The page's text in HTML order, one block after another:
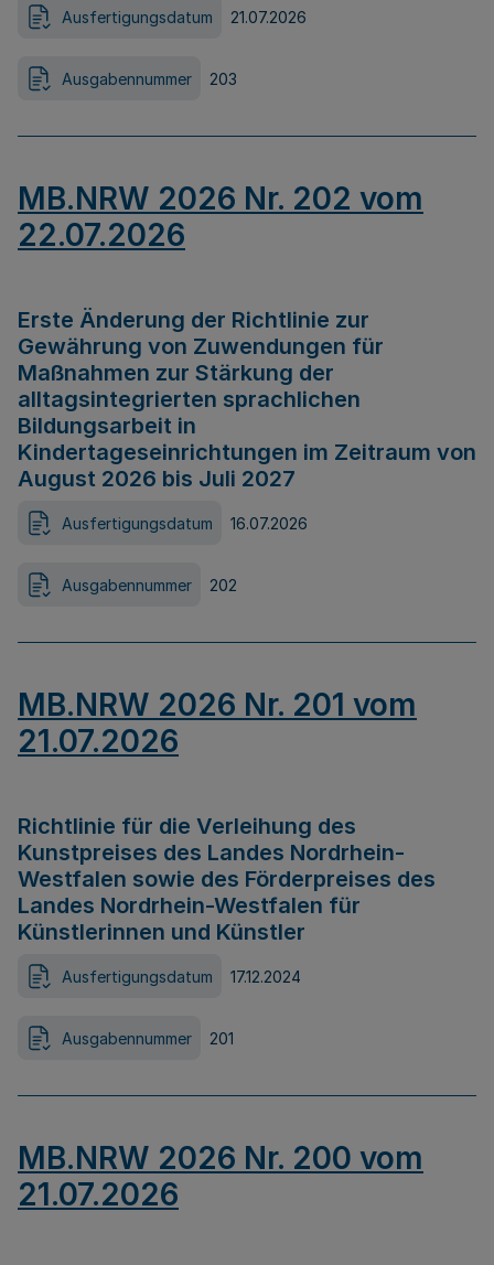
Ausfertigungsdatum 21.07.2026
Ausgabennummer 203
MB.NRW 2026 Nr. 202 vom
22.07.2026
Erste Änderung der Richtlinie zur
Gewährung von Zuwendungen für
Maßnahmen zur Stärkung der
alltagsintegrierten sprachlichen
Bildungsarbeit in
Kindertageseinrichtungen im Zeitraum von
August 2026 bis Juli 2027
Ausfertigungsdatum 16.07.2026
Ausgabennummer 202
MB.NRW 2026 Nr. 201 vom
21.07.2026
Richtlinie für die Verleihung des
Kunstpreises des Landes Nordrhein-
Westfalen sowie des Förderpreises des
Landes Nordrhein-Westfalen für
Künstlerinnen und Künstler
Ausfertigungsdatum 17.12.2024
Ausgabennummer 201
MB.NRW 2026 Nr. 200 vom
21.07.2026